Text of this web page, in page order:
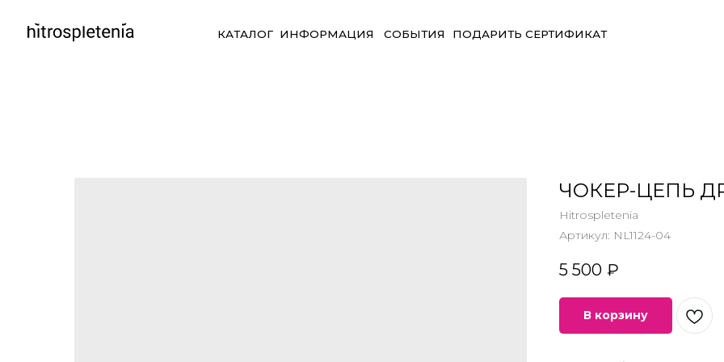
КАТАЛОГ ИНФОРМАЦИЯ СОБЫТИЯ ПОДАРИТЬ СЕРТИФИКАТ
ЧОКЕР-ЦЕПЬ
Hitrospletenia
Артикул: NL1124-04
5 500 ₽
В корзину